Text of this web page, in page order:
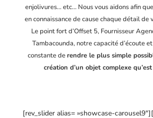
enjolivures… etc… Nous vous aidons afin
en connaissance de cause chaque détail
Le point fort d’Offset 5, Fournisseur
Tambacounda, notre capacité d’écoute
constante derendre le plus simple
création d’un objet complexe qu’est
[rev_slider alias= »showcase-